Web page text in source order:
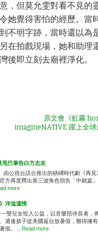
，但莫允雯對看不見的
她覺得害怕的經歷。當
不明字跡，當時還以為
在拍戲現場，她和助理
後即立刻去廟裡淨化。
原文會《虹霧
imagineNATIVE 躍上全
甩巴掌告白方志友
由公視台語台推出的磅礡時代劇《再
方再度釋出第三波角色預告「中銘篇
more
洋溢溫情
雙兒女投入公益，以音樂陪伴長者，
適逢孩子從美國返台放暑假，難得擁
假。 ... Read more